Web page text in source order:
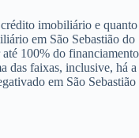
imobiliário e quanto
em São Sebastião do
100% do financiamento
das faixas, inclusive, há a
em São Sebastião